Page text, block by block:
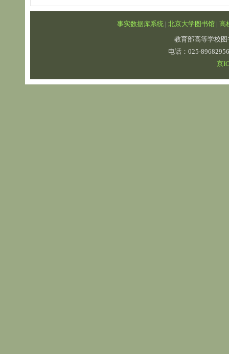
事实数据库系统 | 北京大学图书馆| 高
教育部高等学校
电话：025-
京